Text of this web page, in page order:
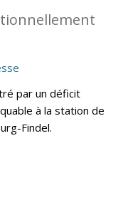
par un déficit
à la station de
Findel.